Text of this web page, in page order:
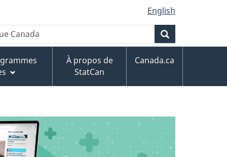
English
À propos de
StatCan
Canada.ca